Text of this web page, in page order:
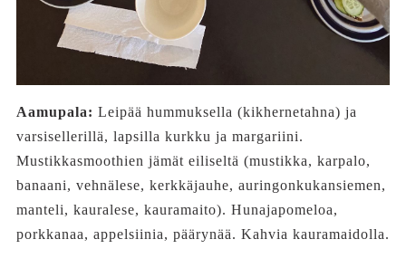
Aamupala: Leipää hummuksella (kikhernetahna) ja
varsisellerillä, lapsilla kurkku ja margariini.
Mustikkasmoothien jämät eiliseltä (mustikka, karpalo,
banaani, vehnälese, kerkkäjauhe, auringonkukansiemen,
manteli, kauralese, kauramaito). Hunajapomeloa,
porkkanaa, appelsiinia, päärynää. Kahvia kauramaidolla.